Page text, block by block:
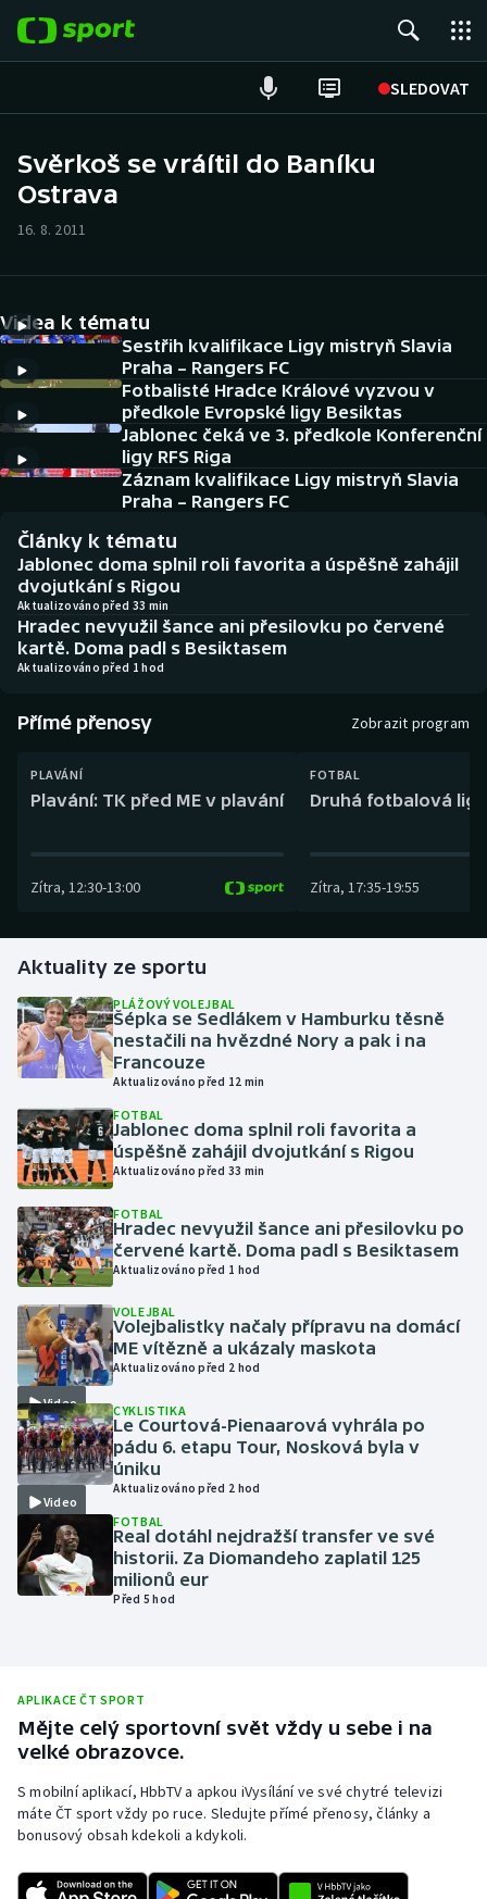
SLEDOVAT
Hokej
Cyklistika
DALŠÍ SPORTY
Americký fotbal
Baseball a softbal
Basketbal
Biatlon
Boby a skeleton
Box
Curling
Golf
Gymnastika
Házená
Jezdectví
Judo
Krasobruslení
Lezení
Lyže a snowboard
Moderní pětiboj
Motorsport
Olympijské hry
Parasport
Plavání
Ragby
Rychlobruslení
Rychlostní kanoistika
NEPŘEHLÉDNĚTE
Historické návraty
Aplikace ČT sport
AZ kvíz
Svěrkoš se vráítil do Baníku
Ostrava
16. 8. 2011
Videa k tématu
Sestřih kvalifikace Ligy mistryň Slavia
Praha – Rangers FC
Fotbalisté Hradce Králové vyzvou v
předkole Evropské ligy Besiktas
Jablonec čeká ve 3. předkole Konferenční
ligy RFS Riga
Záznam kvalifikace Ligy mistryň Slavia
Praha – Rangers FC
Články k tématu
Jablonec doma splnil roli favorita a úspěšně zahájil
dvojutkání s Rigou
Aktualizováno před 33 min
Hradec nevyužil šance ani přesilovku po červené
kartě. Doma padl s Besiktasem
Aktualizováno před 1 hod
Přímé přenosy Zobrazit program
PLAVÁNÍ
Plavání: TK před ME v plavání
Zítra, 12:30-13:00
FOTBAL
Druhá fotbalová
Zítra, 17:35-19:55
Aktuality ze sportu
PLÁŽOVÝ VOLEJBAL
Šépka se Sedlákem v Hamburku těsně
nestačili na hvězdné Nory a pak i na
Francouze
Aktualizováno před 12 min
FOTBAL
Jablonec doma splnil roli favorita a
úspěšně zahájil dvojutkání s Rigou
Aktualizováno před 33 min
FOTBAL
Hradec nevyužil šance ani přesilovku po
červené kartě. Doma padl s Besiktasem
Aktualizováno před 1 hod
Video
VOLEJBAL
Volejbalistky načaly přípravu na domácí
ME vítězně a ukázaly maskota
Aktualizováno před 2 hod
Video
CYKLISTIKA
Le Courtová-Pienaarová vyhrála po
pádu 6. etapu Tour, Nosková byla v
úniku
Aktualizováno před 2 hod
FOTBAL
Real dotáhl nejdražší transfer ve své
historii. Za Diomandeho zaplatil 125
milionů eur
Před 5 hod
APLIKACE ČT SPORT
Mějte celý sportovní svět vždy u sebe i na
velké obrazovce.
S mobilní aplikací, HbbTV a apkou iVysílání ve své chytré televizi
máte ČT sport vždy po ruce. Sledujte přímé přenosy, články a
bonusový obsah kdekoli a kdykoli.